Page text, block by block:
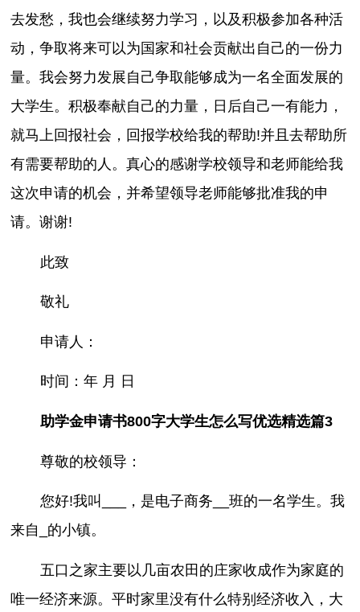
去发愁，我也会继续努力学习，以及积极参加各种活
动，争取将来可以为国家和社会贡献出自己的一份力
量。我会努力发展自己争取能够成为一名全面发展的
大学生。积极奉献自己的力量，日后自己一有能力，
就马上回报社会，回报学校给我的帮助!并且去帮助所
有需要帮助的人。真心的感谢学校领导和老师能给我
这次申请的机会，并希望领导老师能够批准我的申
请。谢谢!
此致
敬礼
申请人：
时间：年 月 日
助学金申请书800字大学生怎么写优选精选篇3
尊敬的校领导：
您好!我叫___，是电子商务__班的一名学生。我
来自_的小镇。
五口之家主要以几亩农田的庄家收成作为家庭的
唯一经济来源。平时家里没有什么特别经济收入，大